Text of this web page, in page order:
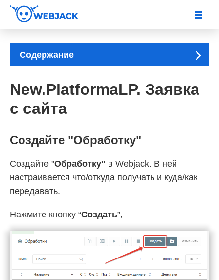
Содержание
New.PlatformaLP. Заявка
с сайта
Создайте "Обработку"
Создайте "Обработку" в Webjack. В ней
настраивается что/откуда получать и куда/как
передавать.
Нажмите кнопку “Создать”,